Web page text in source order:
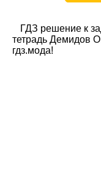
ГДЗ решение к
тетрадь Демидов
гдз.мода!